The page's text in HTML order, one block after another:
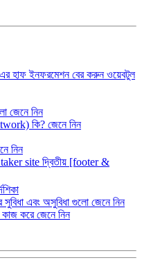
হাফ ইনফরমেশন বের করুন ওয়েবটুল
জেনে নিন
কি? জেনে নিন
নিন
site দ্বিতীয় [footer &
এবং অসুবিধা গুলো জেনে নিন
করে জেনে নিন